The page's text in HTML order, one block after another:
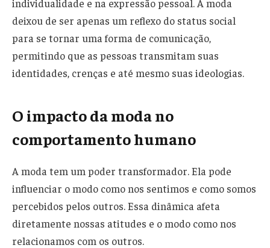
individualidade e na expressão pessoal. A moda
deixou de ser apenas um reflexo do status social
para se tornar uma forma de comunicação,
permitindo que as pessoas transmitam suas
identidades, crenças e até mesmo suas ideologias.
O impacto da moda no
comportamento humano
A moda tem um poder transformador. Ela pode
influenciar o modo como nos sentimos e como somos
percebidos pelos outros. Essa dinâmica afeta
diretamente nossas atitudes e o modo como nos
relacionamos com os outros.